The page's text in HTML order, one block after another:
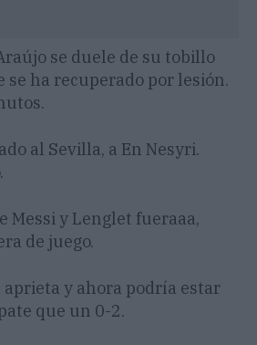
se duele de su tobillo
se ha recuperado por lesión.
al Sevilla, a En Nesyri.
Messi y Lenglet fueraaa,
de juego.
aprieta y ahora podría estar
que un 0-2.